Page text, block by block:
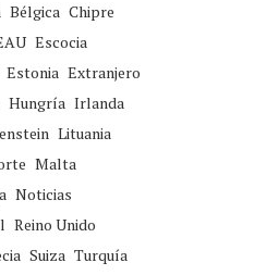
Bélgica Chipre
Escocia
Estonia Extranjero
Hungría Irlanda
Lituania
Malta
Noticias
Reino Unido
Suiza Turquía